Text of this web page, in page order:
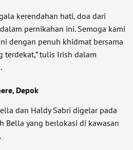
kerendahan hati, doa dari
pernikahan ini. Semoga kami
dengan penuh khidmat bersama
terdekat,” tulis Irish dalam
Depok
dan Haldy Sabri digelar pada
Bella yang berlokasi di kawasan